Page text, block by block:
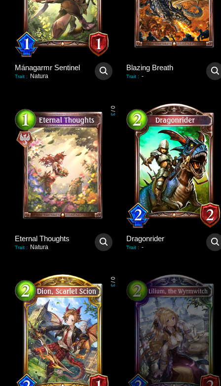
Mánagarmr Sentinel
Trait : Natura
Blazing Breath
Trait : -
0
/
3
Eternal Thoughts
Trait : Natura
Dragonrider
Trait : -
0
/
3